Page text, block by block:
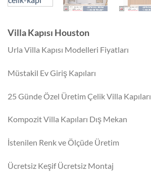
Villa Kapısı Houston
Urla Villa Kapısı Modelleri Fiyatları
Müstakil Ev Giriş Kapıları
25 Günde Özel Üretim Çelik Villa Kapıları
Kompozit Villa Kapıları Dış Mekan
İstenilen Renk ve Ölçüde Üretim
Ücretsiz Keşif Ücretsiz Montaj